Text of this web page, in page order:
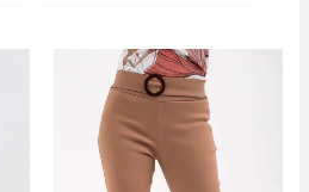
Rango
de
precios:
desde
$29.900
hasta
$79.900